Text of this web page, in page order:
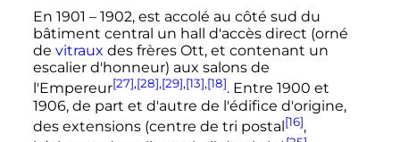
En 1901 – 1902, est accolé au côté sud du
bâtiment central un hall d'accès direct (orné
de vitraux des frères Ott, et contenant un
escalier d'honneur) aux salons de
l'Empereur[27],[28],[29],[13],[18]. Entre 1900 et
1906, de part et d'autre de l'édifice d'origine,
des extensions (centre de tri postal[16],